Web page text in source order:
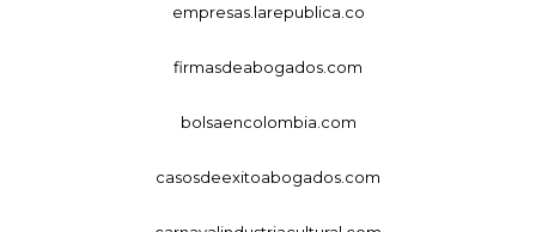
empresas.larepublica.co
firmasdeabogados.com
bolsaencolombia.com
casosdeexitoabogados.com